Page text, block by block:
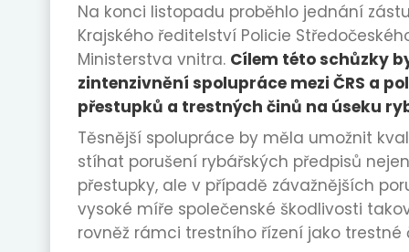
Na konci listopadu proběhlo jednání
Krajského ředitelství Policie
Ministerstva vnitra. Cílem této schůzky
zintenzivnění spolupráce mezi ČRS a
přestupků a trestných činů na úseku
Těsnější spolupráce by měla umožnit
stíhat porušení rybářských předpisů
přestupky, ale v případě závažnějších
vysoké míře společenské škodlivosti
rovněž rámci trestního řízení jako trestné